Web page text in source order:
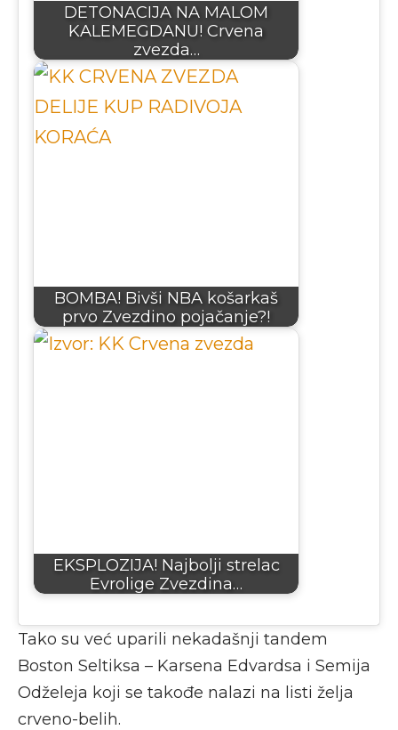
DETONACIJA NA MALOM
KALEMEGDANU! Crvena
zvezda…
BOMBA! Bivši NBA košarkaš
prvo Zvezdino pojačanje?!
EKSPLOZIJA! Najbolji strelac
Evrolige Zvezdina…
Tako su već uparili nekadašnji tandem
Boston Seltiksa – Karsena Edvardsa i Semija
Odželeja koji se takođe nalazi na listi želja
crveno-belih.